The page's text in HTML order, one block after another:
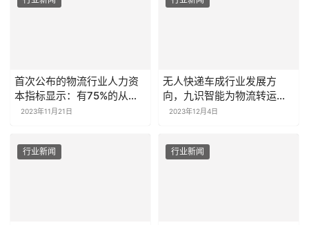
首次公布的物流行业人力资
本指标显示：有75%的从业
人员需要加班超过5小时
2023年11月21日
无人快递车成行业发展方
向，九识智能为物流转运注
入绿色动能
2023年12月4日
行业新闻 行业新闻